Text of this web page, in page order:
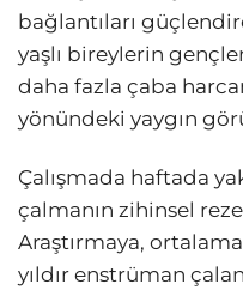
bağlantıları
yaşlı bireylerin
daha fazla çaba
yönündeki yaygın
Çalışmada haftada
çalmanın zihinsel
Araştırmaya,
yıldır enstrüman